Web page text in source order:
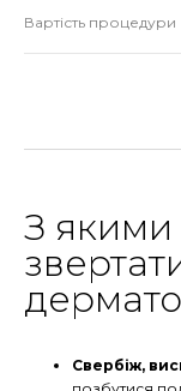
Вартість процедури
З
Свербіж,